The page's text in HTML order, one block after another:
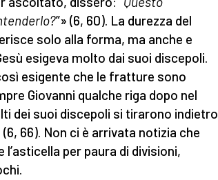
”» (6, 60). La durezza del
solo alla forma, ma anche e
esigeva molto dai suoi discepoli.
esigente che le fratture sono
Giovanni qualche riga dopo nel
dei suoi discepoli si tirarono indietro
66). Non ci è arrivata notizia che
per paura di divisioni,